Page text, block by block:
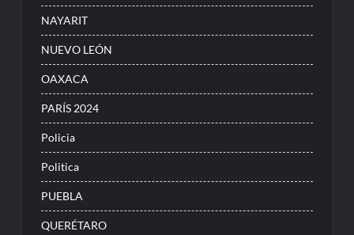
NAYARIT
NUEVO LEÓN
OAXACA
PARÍS 2024
Policia
Politica
PUEBLA
QUERÉTARO